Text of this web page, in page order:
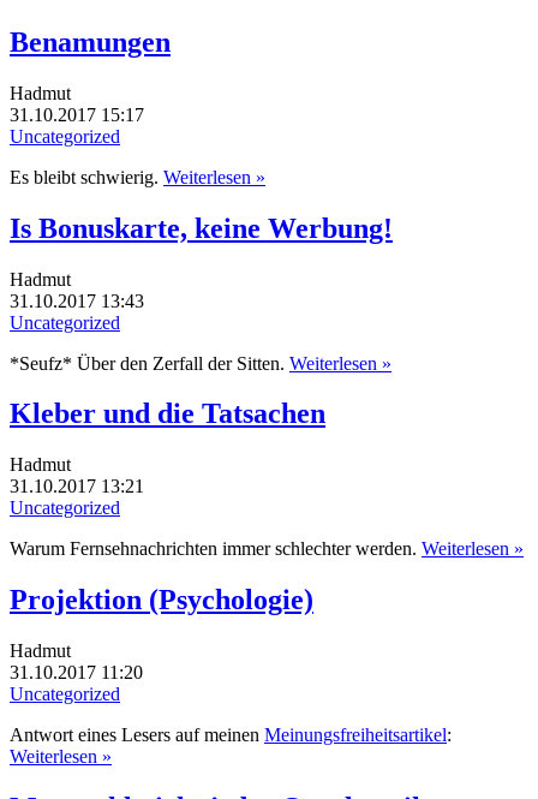
Benamungen
Hadmut
31.10.2017 15:17
Uncategorized
Es bleibt schwierig. Weiterlesen »
Is Bonuskarte, keine Werbung!
Hadmut
31.10.2017 13:43
Uncategorized
*Seufz* Über den Zerfall der Sitten. Weiterlesen »
Kleber und die Tatsachen
Hadmut
31.10.2017 13:21
Uncategorized
Warum Fernsehnachrichten immer schlechter werden. Weiterlesen »
Projektion (Psychologie)
Hadmut
31.10.2017 11:20
Uncategorized
Antwort eines Lesers auf meinen Meinungsfreiheitsartikel:
Weiterlesen »